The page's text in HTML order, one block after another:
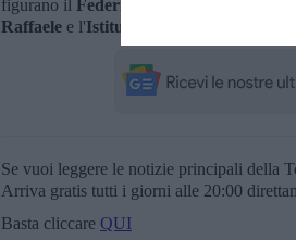
figurano il Federico II di Napoli
Raffaele e l'Istituto europeo di
Se vuoi leggere le notizie principali della
Arriva gratis tutti i giorni alle 20:00
Basta cliccare QUI